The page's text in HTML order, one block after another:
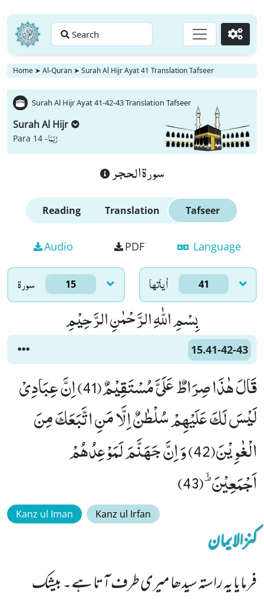
Search Go
Home ➤ Al-Quran ➤ Surah Al Hijr Ayat 41 Translation Tafseer
Surah Al Hijr Ayat 41-42-43 Translation Tafseer
Surah Al Hijr
Para 14 -رُبَمَا
سورة الحجر
Reading Translation Tafseer
Audio PDF Language
سورۃ 15 اٰياتها 41
بِسْمِ اللّٰهِ الرَّحْمٰنِ الرَّحِیْمِ
15.41-42-43
قَالَ هٰذَا صِرَاطٌ عَلَیَّ مُسْتَقِیْمٌ(41) اِنَّ عِبَادِیْ
لَیْسَ لَكَ عَلَیْهِمْ سُلْطٰنٌ اِلَّا مَنِ اتَّبَعَكَ مِنَ
الْغٰوِیْنَ(42) وَ اِنَّ جَهَنَّمَ لَمَوْعِدُهُمْ
اَجْمَعِیْنَﳜ(43)
Kanz ul Iman Kanz ul Irfan
کنزالایمان
فرمایا یہ راستہ سیدھا میری طرف آتا ہے۔ بیشک